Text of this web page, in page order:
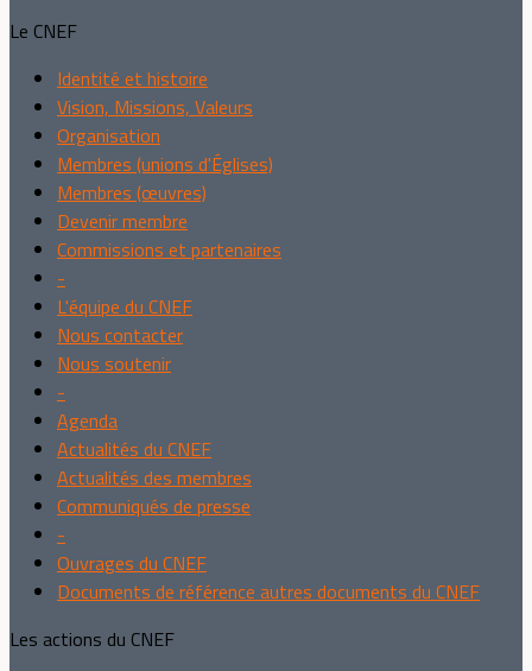
Le CNEF
Identité et histoire
Vision, Missions, Valeurs
Organisation
Membres (unions d'Églises)
Membres (œuvres)
Devenir membre
Commissions et partenaires
-
L'équipe du CNEF
Nous contacter
Nous soutenir
-
Agenda
Actualités du CNEF
Actualités des membres
Communiqués de presse
-
Ouvrages du CNEF
Documents de référence autres documents du CNEF
Les actions du CNEF